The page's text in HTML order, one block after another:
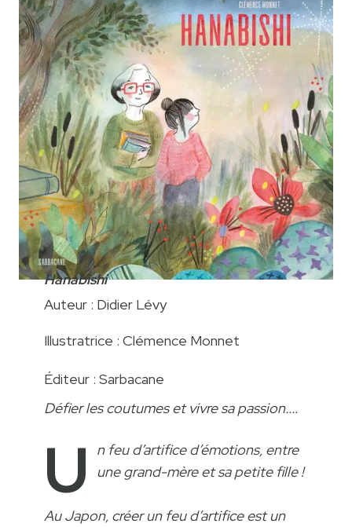
Hanabishi
Auteur : Didier Lévy
Illustratrice : Clémence Monnet
Éditeur : Sarbacane
Défier les coutumes et vivre sa passion....
U
n feu d’artifice d’émotions, entre
une grand-mère et sa petite fille !
Au Japon, créer un feu d’artifice est un